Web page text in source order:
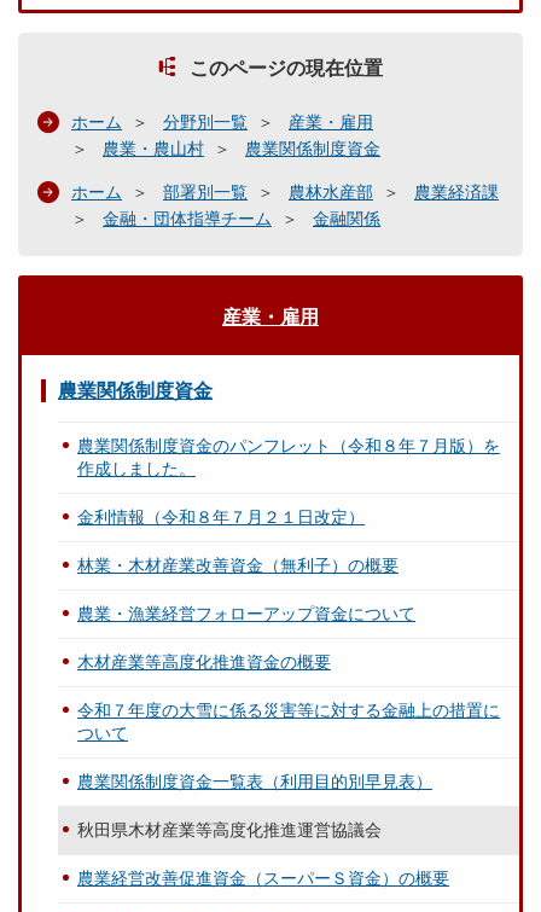
このページの現在位置
ホーム 分野別一覧
産業・雇用
農業・農山村
農業関係制度資金
ホーム 部署別一覧 農林水産部
農業経済課
金融・団体指導チーム
金融関係
産業・雇用
農業関係制度資金
農業関係制度資金のパンフレット（令和８年７月版）を
作成しました。
金利情報（令和８年７月２１日改定）
林業・木材産業改善資金（無利子）の概要
農業・漁業経営フォローアップ資金について
木材産業等高度化推進資金の概要
令和７年度の大雪に係る災害等に対する金融上の措置に
ついて
農業関係制度資金一覧表（利用目的別早見表）
秋田県木材産業等高度化推進運営協議会
農業経営改善促進資金（スーパーＳ資金）の概要